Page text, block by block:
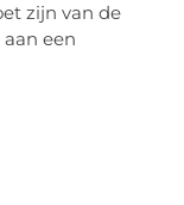
zijn van de
een